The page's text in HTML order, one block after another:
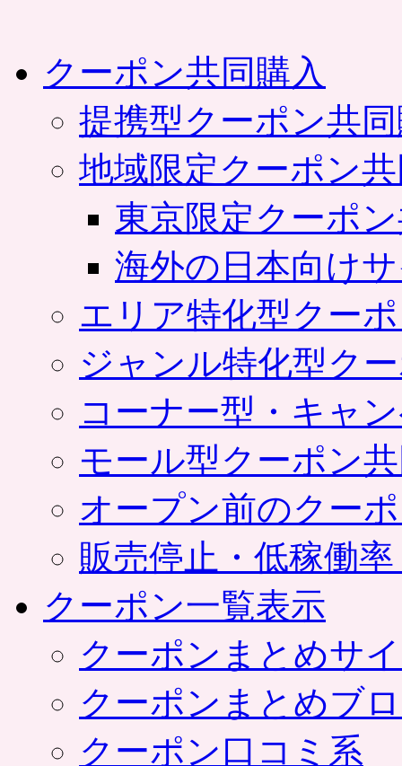
クーポン共同購入
提携型クーポン共
地域限定クーポン
東京限定クーポ
海外の日本向け
エリア特化型クー
ジャンル特化型ク
コーナー型・キャ
モール型クーポン
オープン前のクー
販売停止・低稼働
クーポン一覧表示
クーポンまとめサ
クーポンまとめブ
クーポン口コミ系